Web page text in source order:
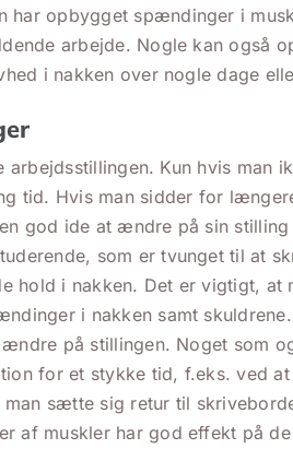
har opbygget spændinger i
arbejde. Nogle kan også
i nakken over nogle dage
Kun hvis man
tid. Hvis man sidder for
god ide at ændre på sin
som er tvunget til at
hold i nakken. Det er vigtigt,
i nakken samt
på stillingen. Noget som
for et stykke tid, f.eks. ved
man sætte sig retur til
af muskler har god effekt på